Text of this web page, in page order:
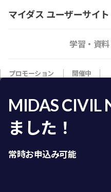
マイダス ユーザーサイト
学習・資料
プロモーション 開催中
MIDAS CIVIL
ました！
常時お申込み可能